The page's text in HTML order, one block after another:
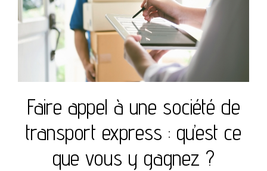
Faire appel à une société de
transport express : qu’est ce
que vous y gagnez ?